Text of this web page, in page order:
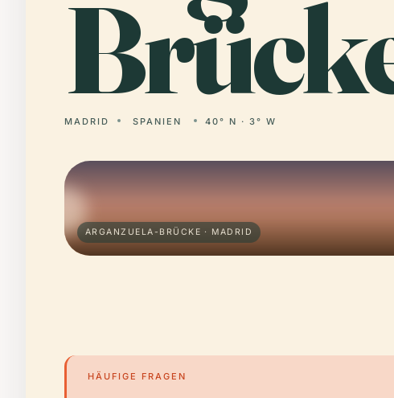
MADRID SPANIEN 40° N · 3° W
ARGANZUELA-BRÜCKE · MADRID
HÄUFIGE FRAGEN